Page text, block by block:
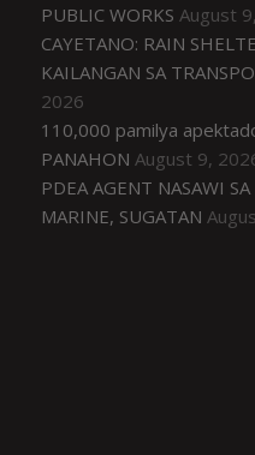
PUBLIC WORKS August
CAYETANO: RAIN
KAILANGAN SA
2026
110,000 pamilya
PANAHON August 9,
PDEA AGENT NASAWI
MARINE, SUGATAN